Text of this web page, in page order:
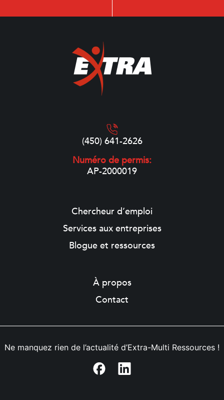
(450) 641-2626
Numéro de permis:
AP-2000019
Chercheur d’emploi
Services aux entreprises
Blogue et ressources
À propos
Contact
Ne manquez rien de l’actualité d’Extra-Multi Ressources !